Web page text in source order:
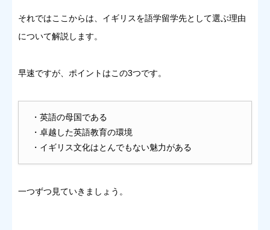
それではここからは、イギリスを語学留学先として選ぶ理由
について解説します。
早速ですが、ポイントはこの3つです。
・英語の母国である
・卓越した英語教育の環境
・イギリス文化はとんでもない魅力がある
一つずつ見ていきましょう。